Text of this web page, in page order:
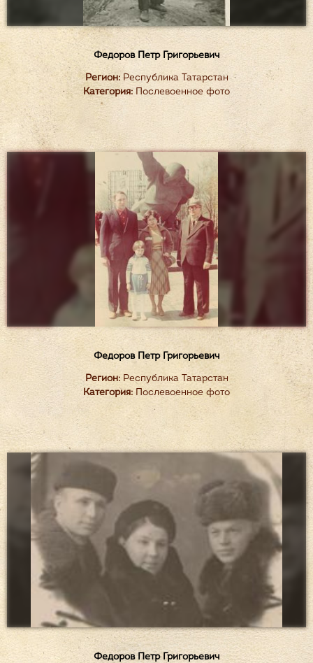
Федоров Петр Григорьевич
Регион:Республика Татарстан
Категория: Послевоенное фото
Федоров Петр Григорьевич
Регион:Республика Татарстан
Категория: Послевоенное фото
Федоров Петр Григорьевич